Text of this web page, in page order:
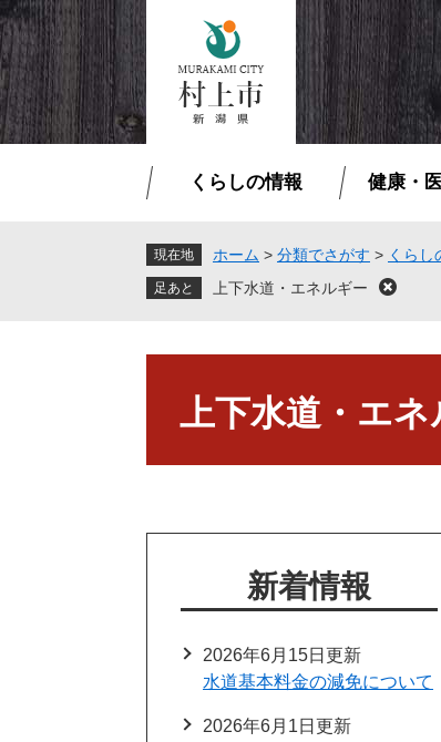
ペ
ー
ジ
の
先
頭
メ
ニ
ュ
ー
を
飛
くらしの情報 健康・
現在地 ホーム > 分類でさがす > くらし
上下水道・エネルギー
閉
上下水道・エネ
新着情報
2026年6月15日更新
水道基本料金の減免について
2026年6月1日更新